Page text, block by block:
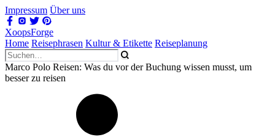
Impressum Über uns
XoopsForge
Home Reisephrasen Kultur & Etikette Reiseplanung
Marco Polo Reisen: Was du vor der Buchung wissen musst, um
besser zu reisen